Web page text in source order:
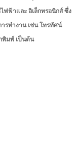
ฟฟ้าและ อิเล็กทรอนิกส์ ซึ่ง
รทำงาน เช่น โทรทัศน์
พิมพ์ เป็นต้น